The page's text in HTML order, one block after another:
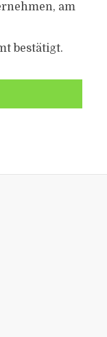
am
bestätigt.